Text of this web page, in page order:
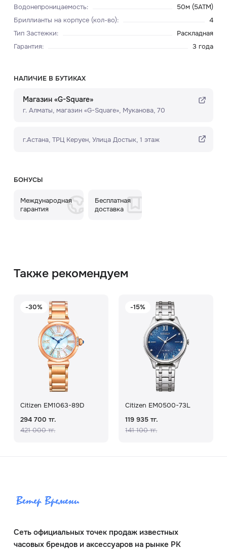
Водонепроницаемость:
50м (5ATM)
Бриллианты на корпусе (кол-во):
4
Тип Застежки:
Раскладная
Гарантия: 3 года
НАЛИЧИЕ В БУТИКАХ
Магазин «G-Square»
г. Алматы, ​магазин «G-Square»​, Муканова, 70
г.Астана, ТРЦ Керуен​, Улица Достык, 1 этаж
БОНУСЫ
Международная
гарантия
Бесплатная
доставка
Также рекомендуем
-30%
Citizen EM1063-89D
294 700 тг.
421 000 тг.
-15%
Citizen EM0500-73L
119 935 тг.
141 100 тг.
Сеть официальных точек продаж известных
часовых брендов и аксессуаров на рынке РК